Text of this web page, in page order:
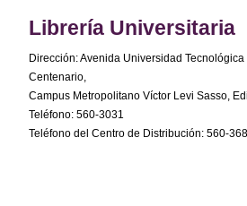
Librería Universitaria
Dirección: Avenida Universidad
Centenario,
Campus Metropolitano Víctor Levi Sasso,
Teléfono: 560-3031
Teléfono del Centro de Distribución: 560-